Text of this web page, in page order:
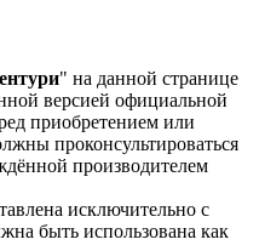
" на данной странице
версией официальной
приобретением или
проконсультироваться
производителем
исключительно с
быть использована как